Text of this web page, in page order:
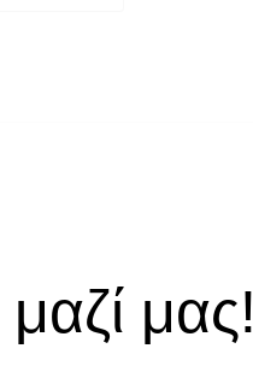
μας!